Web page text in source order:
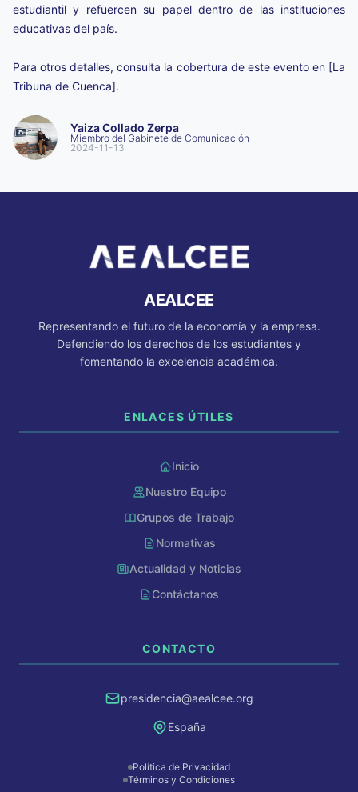
estudiantil y refuercen su papel dentro de las instituciones
educativas del país.
Para otros detalles, consulta la cobertura de este evento en [La
Tribuna de Cuenca].
YaizaCollado Zerpa
Miembro del Gabinete de Comunicación
2024-11-13
AEALCEE GPT
Hola, soy AEALCEE GPT. ¿En qué
puedo ayudarte hoy?
AEALCEE
Representando el futuro de la economía y la empresa.
Defendiendo los derechos de los estudiantes y
fomentando la excelencia académica.
ENLACES ÚTILES
Inicio
Nuestro Equipo
Grupos de Trabajo
Normativas
Actualidad y Noticias
Contáctanos
CONTACTO
presidencia aealcee.org
España
Política de Privacidad
Términos y Condiciones